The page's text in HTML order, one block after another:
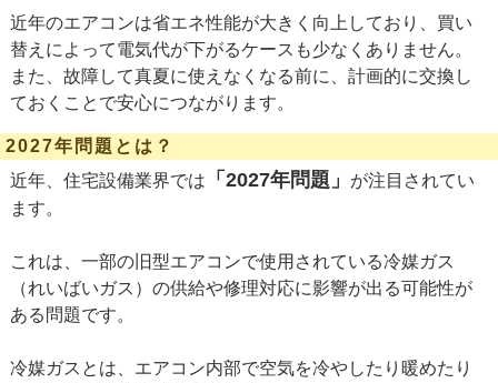
近年のエアコンは省エネ性能が大きく向上しており、買い
替えによって電気代が下がるケースも少なくありません。
また、故障して真夏に使えなくなる前に、計画的に交換し
ておくことで安心につながります。
2027年問題とは？
近年、住宅設備業界では
「2027年問題」
が注目されてい
ます。
これは、一部の旧型エアコンで使用されている冷媒ガス
（れいばいガス）の供給や修理対応に影響が出る可能性が
ある問題です。
冷媒ガスとは、エアコン内部で空気を冷やしたり暖めたり